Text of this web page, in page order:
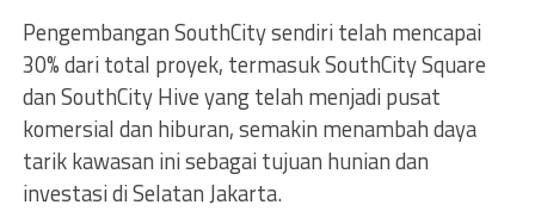
Pengembangan SouthCity sendiri telah mencapai
30% dari total proyek, termasuk SouthCity Square
dan SouthCity Hive yang telah menjadi pusat
komersial dan hiburan, semakin menambah daya
tarik kawasan ini sebagai tujuan hunian dan
investasi di Selatan Jakarta.